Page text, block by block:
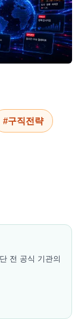
#구직전략
전 공식 기관의